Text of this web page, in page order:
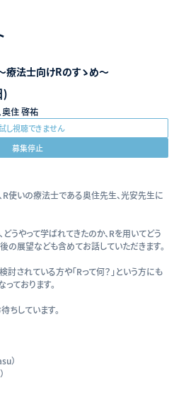
療法士向けRのすゝめ〜
)
奥住 啓祐
し視聴できません
募集停止
R使いの療法士である奥住先生、光安先生に
うやって学ばれてきたのか、Rを用いてどう
の展望なども含めてお話していただきます。
討されている方や「Rって何？」という方にも
ております。
ちしています。
）